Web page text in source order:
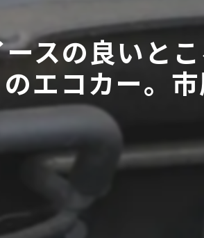
スの良いと
のエコカー。